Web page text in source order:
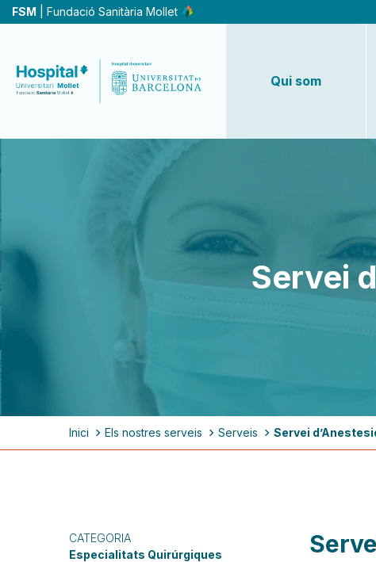
Vés
al
FSM | Fundació Sanitària Mollet
Qui som
Servei
d'ariadna
Inici Els nostres serveis Serveis Servei
CATEGORIA
Especialitats Quirúrgiques